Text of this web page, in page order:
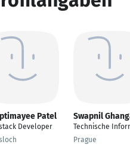
Patel
Developer
Swapnil
Technische
Prague